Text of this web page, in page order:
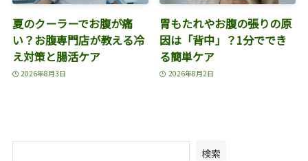
夏のクーラーでお腹が痛
い？お腹専門店が教える冷
え対策と腸活ケア
2026年8月3日
胃もたれやお腹の張りの原
因は「背中」？1分ででき
る簡単ケア
2026年8月2日
検索